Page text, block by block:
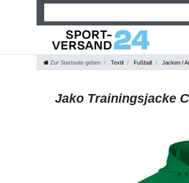
Zur Startseite gehen Textil Fußball Jacken /
Jako Trainingsjacke